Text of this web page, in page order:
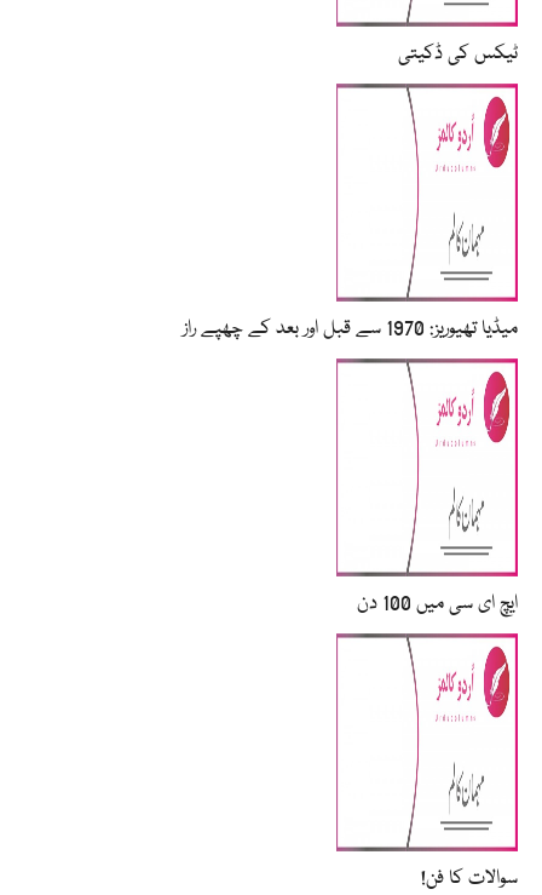
ٹیکس کی ڈکیتی
میڈیا تھیوریز: 1970 سے قبل اور بعد کے چھپے راز
سوالات کا فن!